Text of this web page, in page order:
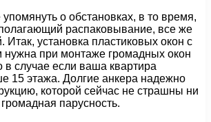
о обстановках, в то время,
распаковывание, все же
Итак, установка пластиковых окон с
нужна при монтаже громадных окон
в случае если ваша квартира
15 этажа. Долгие анкера надежно
которой сейчас не страшны ни
парусность.